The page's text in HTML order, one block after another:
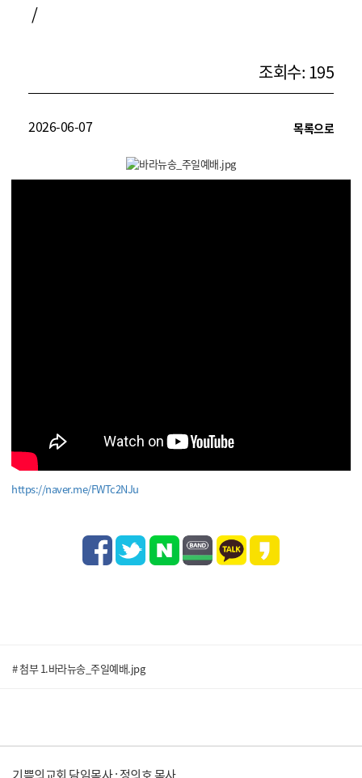
/
조회수: 195
2026-06-07 목록으로
https://naver.me/FWTc2NJu
# 첨부 1.바라뉴송_주일예배.jpg
기쁨의교회 담임목사 : 정의호 목사